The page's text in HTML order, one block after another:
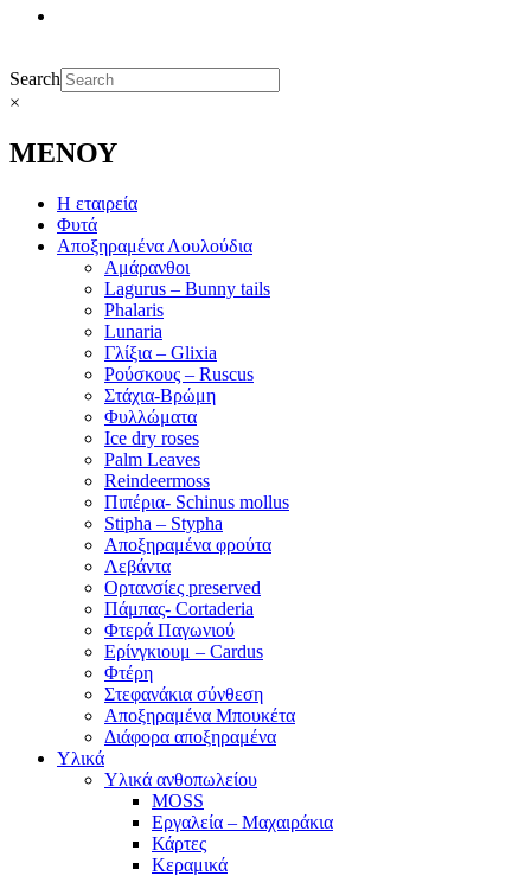
Search
×
ΜΕΝΟΥ
Η εταιρεία
Φυτά
Αποξηραμένα Λουλούδια
Αμάρανθοι
Lagurus – Bunny tails
Phalaris
Lunaria
Γλίξια – Glixia
Ρούσκους – Ruscus
Στάχια-Βρώμη
Φυλλώματα
Ice dry roses
Palm Leaves
Reindeermoss
Πιπέρια- Schinus mollus
Stipha – Stypha
Αποξηραμένα φρούτα
Λεβάντα
Ορτανσίες preserved
Πάμπας- Cortaderia
Φτερά Παγωνιού
Ερίνγκιουμ – Cardus
Φτέρη
Στεφανάκια σύνθεση
Αποξηραμένα Μπουκέτα
Διάφορα αποξηραμένα
Υλικά
Υλικά ανθοπωλείου
MOSS
Εργαλεία – Μαχαιράκια
Κάρτες
Κεραμικά